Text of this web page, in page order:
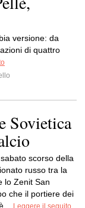
versione: da
di quattro
Sovietica
scorso della
russo tra la
lo Zenit San
che il portiere dei
Leggere il seguito